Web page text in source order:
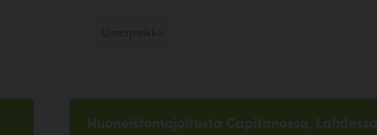
Huoneistomajoitusta Capitanossa, Lahdessa